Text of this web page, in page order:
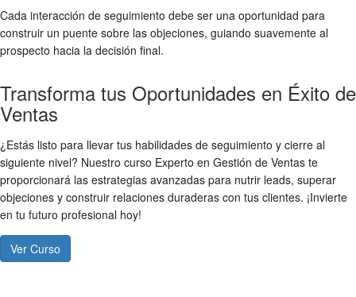
Cada interacción de seguimiento debe ser una oportunidad para
construir un puente sobre las objeciones, guiando suavemente al
prospecto hacia la decisión final.
Transforma tus Oportunidades en Éxito de
Ventas
¿Estás listo para llevar tus habilidades de seguimiento y cierre al
siguiente nivel? Nuestro curso Experto en Gestión de Ventas te
proporcionará las estrategias avanzadas para nutrir leads, superar
objeciones y construir relaciones duraderas con tus clientes. ¡Invierte
en tu futuro profesional hoy!
Ver Curso